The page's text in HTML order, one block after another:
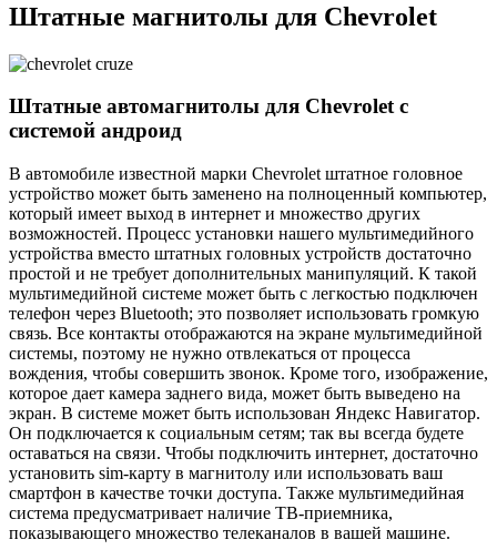
Штатные магнитолы для Chevrolet
Штатные автомагнитолы для Chevrolet с
системой андроид
В автомобиле известной марки Chevrolet штатное головное
устройство может быть заменено на полноценный компьютер,
который имеет выход в интернет и множество других
возможностей. Процесс установки нашего мультимедийного
устройства вместо штатных головных устройств достаточно
простой и не требует дополнительных манипуляций. К такой
мультимедийной системе может быть с легкостью подключен
телефон через Bluetooth; это позволяет использовать громкую
связь. Все контакты отображаются на экране мультимедийной
системы, поэтому не нужно отвлекаться от процесса
вождения, чтобы совершить звонок. Кроме того, изображение,
которое дает камера заднего вида, может быть выведено на
экран. В системе может быть использован Яндекс Навигатор.
Он подключается к социальным сетям; так вы всегда будете
оставаться на связи. Чтобы подключить интернет, достаточно
установить sim-карту в магнитолу или использовать ваш
смартфон в качестве точки доступа. Также мультимедийная
система предусматривает наличие ТВ-приемника,
показывающего множество телеканалов в вашей машине.